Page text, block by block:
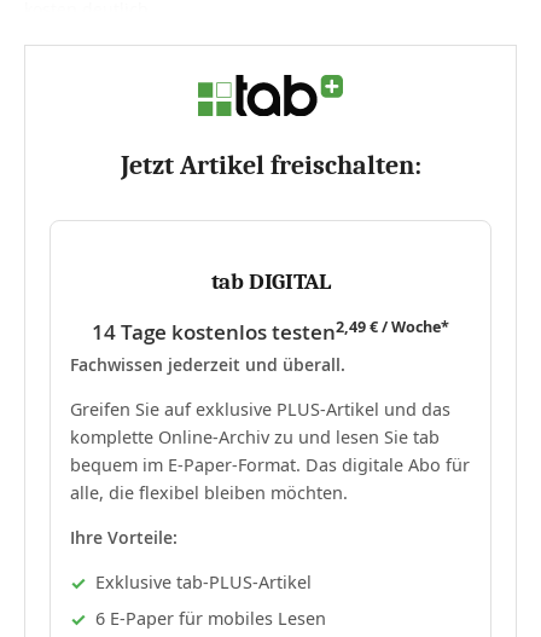
Jetzt Artikel freischalten:
tab DIGITAL
14 Tage kostenlos testen2,49 € / Woche*
Fachwissen jederzeit und überall.
Greifen Sie auf exklusive PLUS-Artikel und das
komplette Online-Archiv zu und lesen Sie tab
bequem im E-Paper-Format. Das digitale Abo für
alle, die flexibel bleiben möchten.
Ihre Vorteile:
Exklusive tab-PLUS-Artikel
6 E-Paper für mobiles Lesen